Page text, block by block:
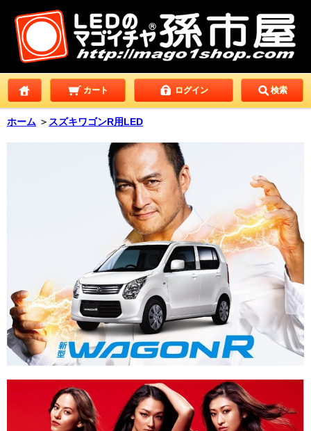
カート ログイン 検索
ホーム ＞ スズキワゴンR用LED